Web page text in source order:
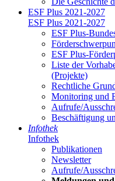
ESF Plus 2021-2027
ESF Plus 2021-2027
ESF Plus-
ESF Plus-
Lis­te der
(Pro­jek­te)
Recht­li­che
Mo­ni­to­ring und
Auf­ru­fe/
Be­schäf­ti­gung
In­fo­thek
In­fo­thek
Pu­bli­ka­tio­nen
Newslet­ter
Auf­ru­fe/